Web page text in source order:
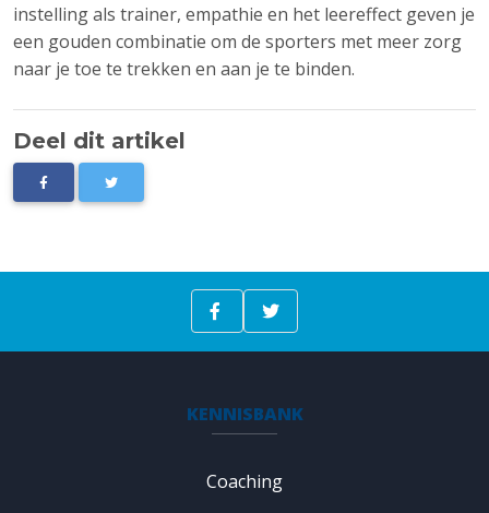
instelling als trainer, empathie en het leereffect geven je
een gouden combinatie om de sporters met meer zorg
naar je toe te trekken en aan je te binden.
Deel dit artikel
KENNISBANK
Coaching